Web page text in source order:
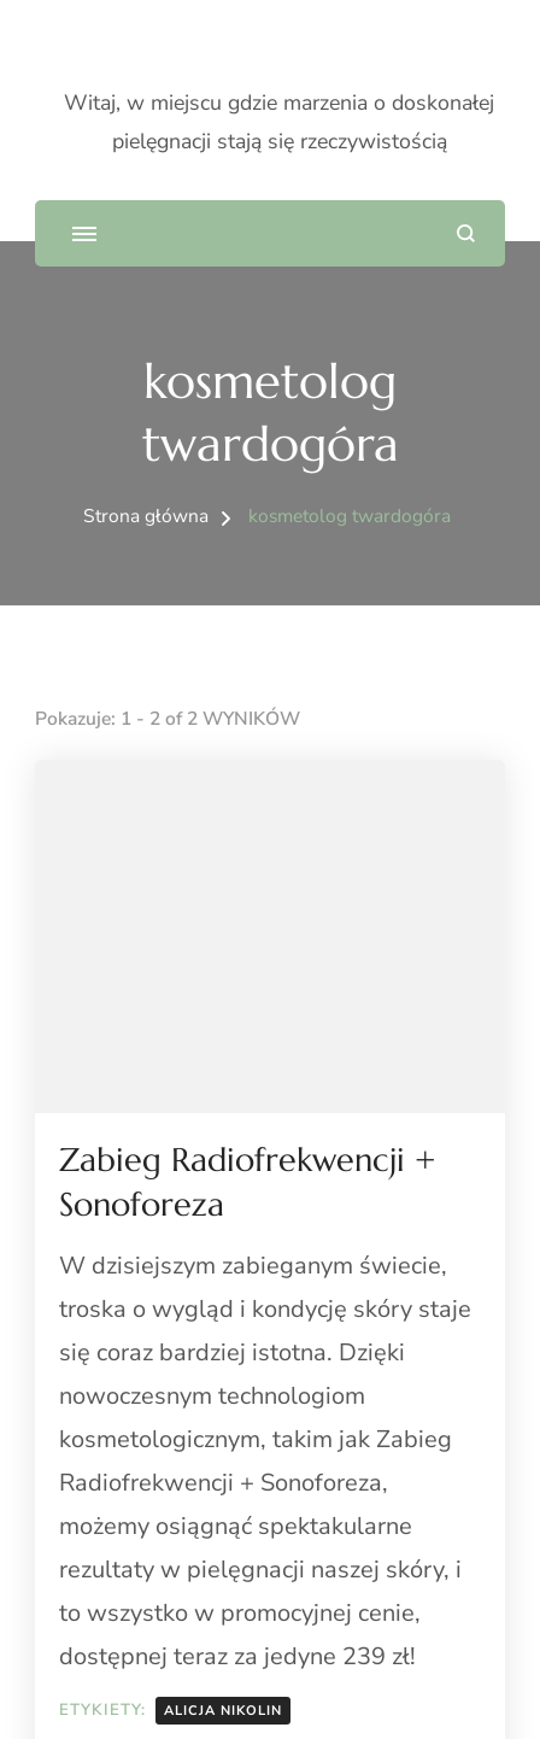
Witaj, w miejscu gdzie marzenia o doskonałej
pielęgnacji stają się rzeczywistością
kosmetolog
twardogóra
Strona główna kosmetolog twardogóra
Pokazuje: 1 - 2 of 2 WYNIKÓW
Zabieg Radiofrekwencji +
Sonoforeza
W dzisiejszym zabieganym świecie,
troska o wygląd i kondycję skóry staje
się coraz bardziej istotna. Dzięki
nowoczesnym technologiom
kosmetologicznym, takim jak Zabieg
Radiofrekwencji + Sonoforeza,
możemy osiągnąć spektakularne
rezultaty w pielęgnacji naszej skóry, i
to wszystko w promocyjnej cenie,
dostępnej teraz za jedyne 239 zł!
ETYKIETY: ALICJA NIKOLIN